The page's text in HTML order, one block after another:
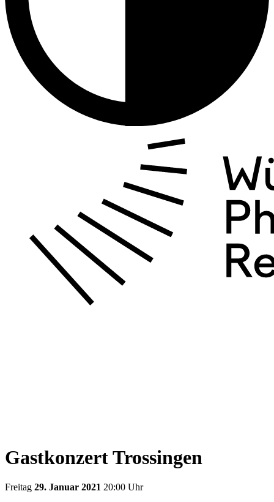
Gastkonzert Trossingen
Freitag 29. Januar 2021 20:00 Uhr